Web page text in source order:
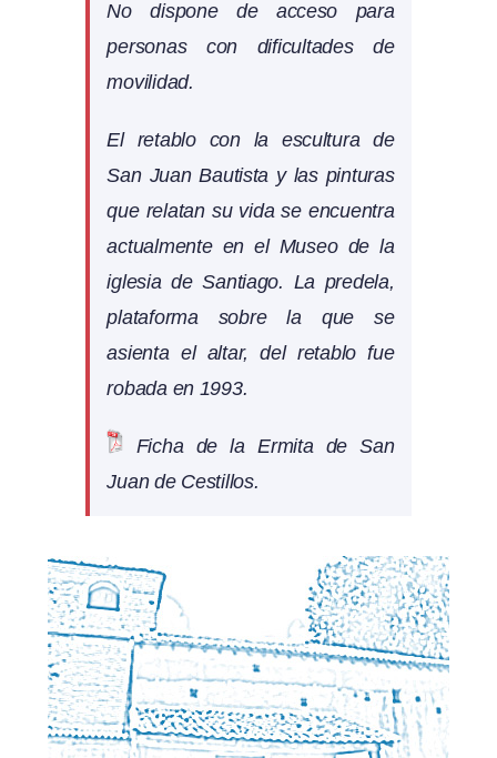
No dispone de acceso para
personas con dificultades de
movilidad.
El retablo con la escultura de
San Juan Bautista y las pinturas
que relatan su vida se encuentra
actualmente en el Museo de la
iglesia de Santiago. La predela,
plataforma sobre la que se
asienta el altar, del retablo fue
robada en 1993.
Ficha de la Ermita de San
Juan de Cestillos.